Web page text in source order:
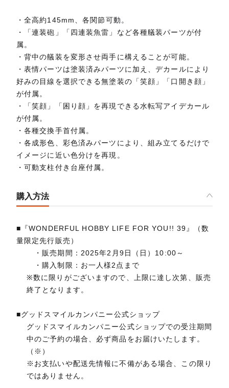
・全高約145mm、各関節可動。
・「連装砲」「四連装魚雷」など各種艤装パーツが付
属。
・背中の艤装を変形させ両手に構えることが可能。
・表情パーツは塗装済みパーツに加え、デカールにより
好みの目線を選択できる無塗装の「笑顔」「口開き顔」
が付属。
・「笑顔」「困り顔」を再現できる水転写アイデカール
が付属。
・各種交換手首付属。
・各成形色、彩色済みパーツにより、組み立てるだけで
イメージに近い色分けを再現。
・可動支柱付き台座付属。
購入方法
■『WONDERFUL HOBBY LIFE FOR YOU!! 39』（数
量限定先行販売）
・販売期間：2025年2月9日（日）10:00～
・購入制限：お一人様2点まで
※数に限りがございますので、上限に達し次第、販売
終了となります。
■グッドスマイルカンパニー公式ショップ
グッドスマイルカンパニー公式ショップでの受注期間
中のご予約の場合、必ず商品をお届けいたします。
（※）
※お支払いや配送先情報に不備がある場合、この限り
ではありません。